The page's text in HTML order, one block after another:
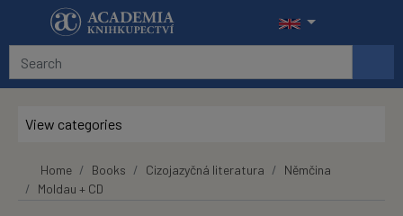
Skip to main content
View categories
Home Books Cizojazyčná literatura
Němčina
Moldau + CD